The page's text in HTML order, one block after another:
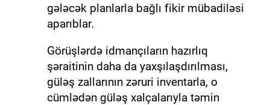
gələcək planlarla bağlı fikir mübadiləsi
aparıblar.
Görüşlərdə idmançıların hazırlıq
şəraitinin daha da yaxşılaşdırılması,
güləş zallarının zəruri inventarla, o
cümlədən güləş xalçalarıyla təmin